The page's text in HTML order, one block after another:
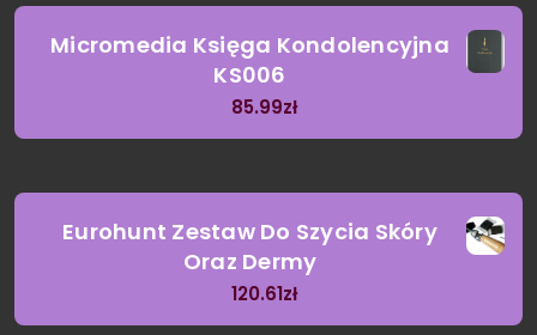
Micromedia Księga Kondolencyjna
KS006
85.99zł
Eurohunt Zestaw Do Szycia Skóry
Oraz Dermy
120.61zł